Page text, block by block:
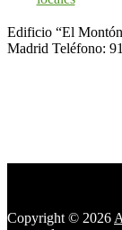
Edificio “El
Madrid Teléfono:
Copyright © 2026